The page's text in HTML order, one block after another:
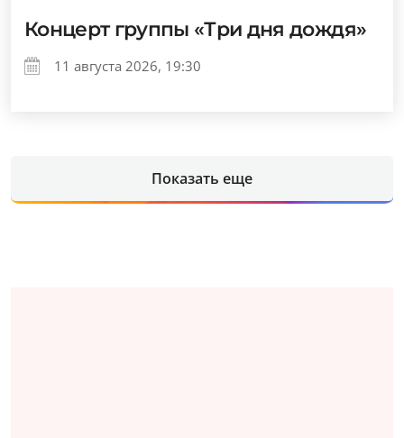
Концерт группы «Три дня дождя»
11 августа 2026, 19:30
Показать еще